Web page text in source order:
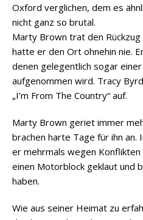
Oxford verglichen, dem es
nicht ganz so brutal.
Marty Brown trat den Rückzug
hatte er den Ort ohnehin nie.
denen gelegentlich sogar
aufgenommen wird. Tracy
„I’m From The Country“ auf.
Marty Brown geriet immer
brachen harte Tage für ihn
er mehrmals wegen
einen Motorblock geklaut und
haben.
Wie aus seiner Heimat zu